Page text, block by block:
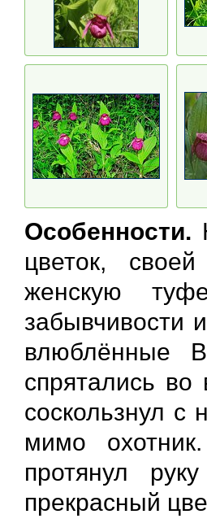
Особенности.
цветок,
женскую
забывчивости
влюблённые
спрятались
соскользнул с
мимо
протянул
прекрасный